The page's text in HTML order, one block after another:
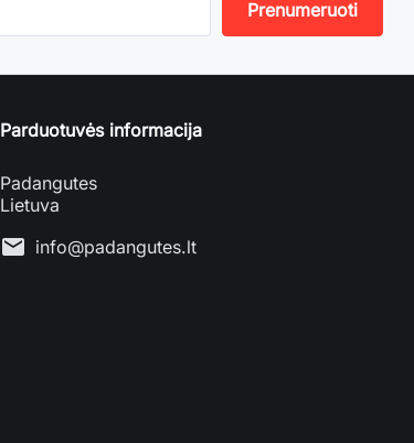
Parduotuvės informacija
Padangutes
Lietuva
mail info@padangutes.lt